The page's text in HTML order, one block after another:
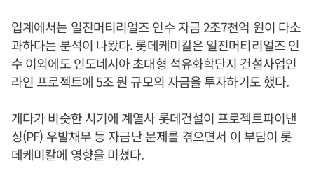
업계에서는 일진머티리얼즈 인수 자금 2조7천억 원이 다소
과하다는 분석이 나왔다. 롯데케미칼은 일진머티리얼즈 인
수 이외에도 인도네시아 초대형 석유화학단지 건설사업인
라인 프로젝트에 5조 원 규모의 자금을 투자하기도 했다.
게다가 비슷한 시기에 계열사 롯데건설이 프로젝트파이낸
싱(PF) 우발채무 등 자금난 문제를 겪으면서 이 부담이 롯
데케미칼에 영향을 미쳤다.